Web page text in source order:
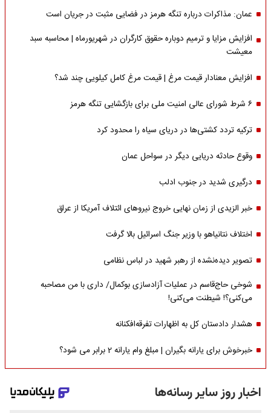
عمان: مذاکرات درباره تنگه هرمز در فضایی مثبت در جریان است
افزایش مزایا و ترمیم دوباره حقوق کارگران در شهریورماه | محاسبه سبد
معیشت
افزایش معنادار قیمت مرغ | قیمت مرغ کامل کیلویی چند شد؟
۶ شرط شورای عالی امنیت ملی برای بازگشایی تنگه هرمز
ترکیه تردد کشتی‌ها در دریای سیاه را محدود کرد
وقوع حادثه دریایی دیگر در سواحل عمان
درگیری شدید در جنوب ادلب
خبر الزیدی از زمان نهایی خروج نیروهای ائتلاف آمریکا از عراق
اختلاف نتانیاهو با وزیر جنگ اسرائیل بالا گرفت
تصویر دیده‌نشده از رهبر شهید در لباس نظامی
شوخی حاج‌قاسم در عملیات آزادسازی بوکمال/ داری با من مصاحبه‌
می‌کنی؟! شیطنت می‌کنی!
هشدار دادستان کل به اظهارات تفرقه‌افکنانه
خبرخوش برای یارانه بگیران | مبلغ وام یارانه 2 برابر می شود؟